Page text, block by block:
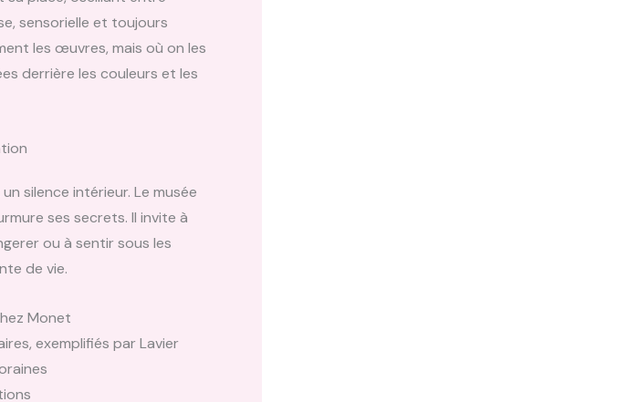
sensorielle et toujours
les œuvres, mais où on les
derrière les couleurs et les
silence intérieur. Le musée
ses secrets. Il invite à
ou à sentir sous les
de vie.
Monet
exemplifiés par Lavier